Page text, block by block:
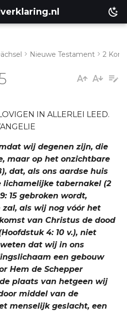
Nieuwe Testament 2
IN ALLERLEI LEED.
wij degenen zijn, die
maar op het onzichtbare
dat, als ons aardse huis
lichamelijke tabernakel (2
15 gebroken wordt,
zal, als wij nog vóór het
van Christus de dood
4: 10 v.), niet
dat wij in ons
een gebouw
Hem de Schepper
plaats van hetgeen wij
middel van de
menselijk geslacht, een